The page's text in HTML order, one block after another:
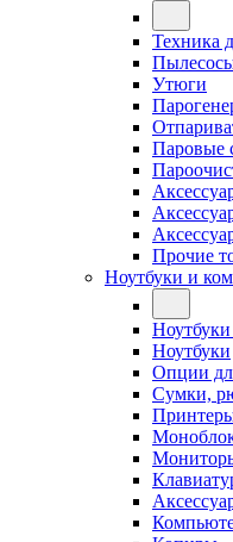
Техника
Утюги
Паровые
Прочие
Ноутбуки и
Ноутбуки
Опции
Сумки,